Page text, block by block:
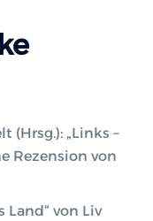
(Hrsg.): „Links –
Rezension von
Land“ von Liv